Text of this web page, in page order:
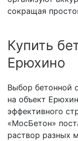
сокращая
Купить
Ерюхино
Выбор бетонной
на объект
эффективного
«МосБетон»
раствор разных